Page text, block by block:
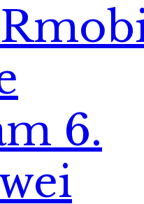
6.